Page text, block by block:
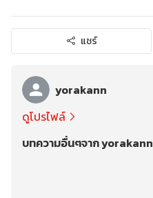
แชร์
yorakann
ดูโปรไฟล์
บทความอื่นๆจาก yorakann